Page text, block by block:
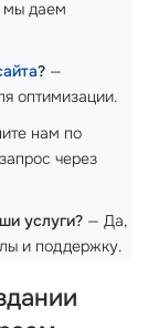
даем
? —
оптимизации.
нам по
через
услуги? — Да,
и поддержку.